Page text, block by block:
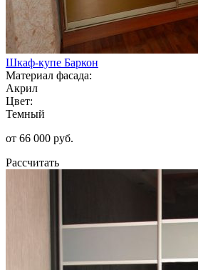
Шкаф-купе Баркон
Материал фасада:
Акрил
Цвет:
Темный
от 66 000 руб.
Рассчитать